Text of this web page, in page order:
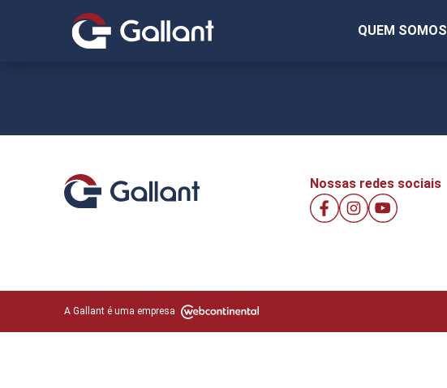
QUEM SOMOS
Nossas redes sociais
A Gallant é uma empresa